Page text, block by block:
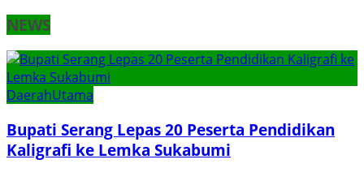
NEWS
DaerahUtama
Bupati Serang Lepas 20 Peserta Pendidikan
Kaligrafi ke Lemka Sukabumi